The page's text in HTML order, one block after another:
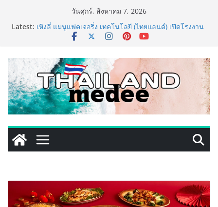
วันศุกร์, สิงหาคม 7, 2026
Latest: เหิงลี่ แมนูแฟคเจอริ่ง เทคโนโลยี (ไทยแลนด์) เปิดโรงงาน
แห่งใหม่ในชลบุรี เดินหน้าขยายฐานการผลิตสู่เอเชียตะวัน
TECNO ประกาศทรานส์ฟอร์มจากเกมมิ่งโฟน สู่ไลฟ์สไตล์
แฟชั่นไอเท็ม เสิร์ฟใหญ่ปักหมุดแลนมาร์คใหม่กลางสถานี
MRT วาง POVA 8 Series จุดเริ่มต้นครั้งสำคัญ
PIPPER STANDARD® เปิดตัวแชมพูอาบน้ำ และ โฟมอาบ
แห้งสัตว์เลี้ยง ชูนวัตกรรมพลังธรรมชาติ “Zero-Residue”
เลียขนได้ ปลอดภัย ไร้สารตกค้าง
เริ่มแล้ว! อ.ต.ก.แฟร์ 4 ภาค @ภาคกลาง “มนต์เสน่ห์เกษตร
ไทย สู่ใจกลางมหานคร” ชวนชิม ช้อป สินค้าเกษตร
คุณภาพจากทั่วไทย วันนี้ – 8 สิงหาคมนี้ ณ ลานคนเมือง
ททท. ประกาศความสำเร็จ Village to the World Season
5 ผนึก 9 พันธมิตร ขับเคลื่อน ESG Tourism สืบสานพระ